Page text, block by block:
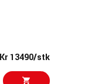
Kr 13490/stk